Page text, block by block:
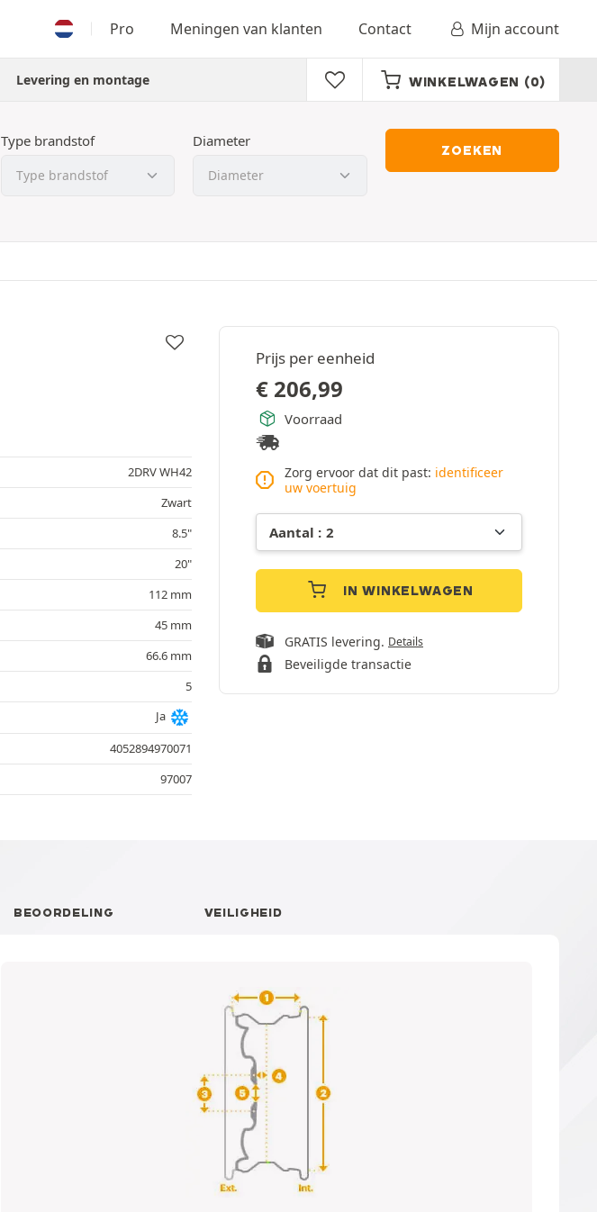
Pro Meningen van klanten Contact Mijn account
Levering en montage WINKELWAGEN (0)
Type brandstof Diameter
ZOEKEN
Prijs per eenheid
€ 206,99
Voorraad
Zorg ervoor dat dit past: identificeer
uw voertuig
IN WINKELWAGEN
GRATIS levering. Details
Beveiligde transactie
2DRV WH42
Zwart
8.5"
20"
112 mm
45 mm
66.6 mm
5
Ja
4052894970071
97007
BEOORDELING VEILIGHEID